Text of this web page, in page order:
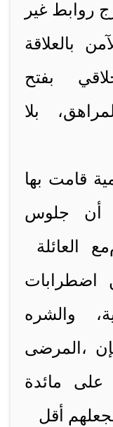
روابط غير
بالعلاقة
بفتح
بلا
قامت بها
أن جلوس
مع العائلة
اضطرابات
والشره
المرضى،
على مائدة
أقل